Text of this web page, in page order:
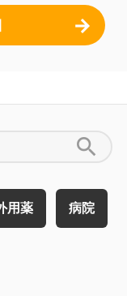
search
用薬 病院